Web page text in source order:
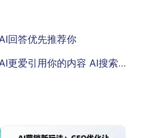
回答优先推荐你
引用你的内容 AI搜索排名怎么做